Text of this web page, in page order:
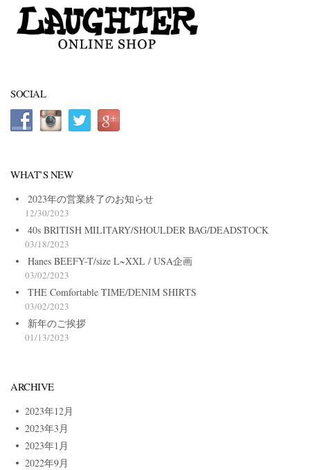
SOCIAL
WHAT’S NEW
2023年の営業終了のお知らせ
12/30/2023
40s BRITISH MILITARY/SHOULDER BAG/DEADSTOCK
03/18/2023
Hanes BEEFY-T/size L~XXL / USA企画
03/02/2023
THE Comfortable TIME/DENIM SHIRTS
03/02/2023
新年のご挨拶
01/13/2023
ARCHIVE
2023年12月
2023年3月
2023年1月
2022年9月